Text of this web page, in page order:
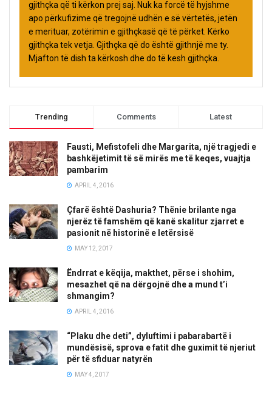
gjithçka që ti kërkon prej saj. Nuk ka forcë të hyjshme
apo përkufizime që tregojnë udhën e së vërtetës, jetën
e merituar, zotërimin e gjithçkasë që të përket. Kërko
gjithçka tek vetja. Gjithçka që do është gjithnjë me ty.
Mjafton të dish ta kërkosh dhe do të kesh gjithçka.
Trending Comments Latest
Fausti, Mefistofeli dhe Margarita, një tragjedi e
bashkëjetimit të së mirës me të keqes, vuajtja
pambarim
APRIL 4, 2016
Çfarë është Dashuria? Thënie brilante nga
njerëz të famshëm që kanë skalitur zjarret e
pasionit në historinë e letërsisë
MAY 12, 2017
Ëndrrat e këqija, makthet, përse i shohim,
mesazhet që na dërgojnë dhe a mund t’i
shmangim?
APRIL 4, 2016
“Plaku dhe deti”, dyluftimi i pabarabartë i
mundësisë, sprova e fatit dhe guximit të njeriut
për të sfiduar natyrën
MAY 4, 2017